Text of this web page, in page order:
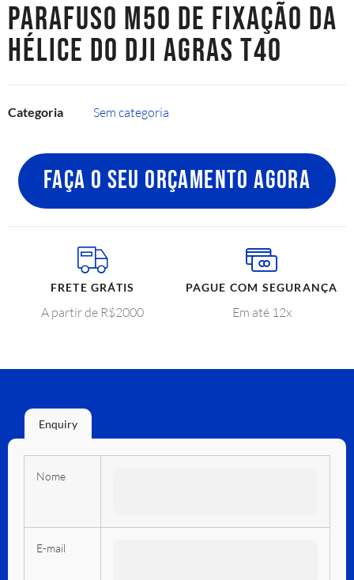
PARAFUSO M50 DE FIXAÇÃO DA
HÉLICE DO DJI AGRAS T40
Categoria Sem categoria
FAÇA O SEU ORÇAMENTO AGORA
FRETE GRÁTIS
A partir de R$2000
PAGUE COM SEGURANÇA
Em até 12x
Enquiry
Nome
E-mail